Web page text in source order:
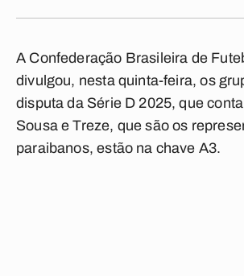
A Confederação Brasileira de
divulgou, nesta quinta-feira, os
disputa da Série D 2025, que
Sousa e Treze, que são os
paraibanos, estão na chave A3.